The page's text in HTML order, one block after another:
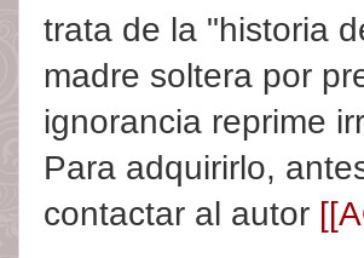
trata de la "historia
madre soltera por
ignorancia reprime
Para adquirirlo,
contactar al autor